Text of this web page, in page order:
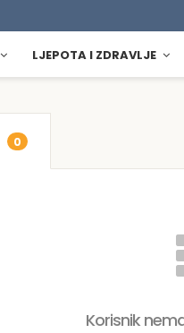
LJEPOTA I ZDRAVLJE
0
Korisnik